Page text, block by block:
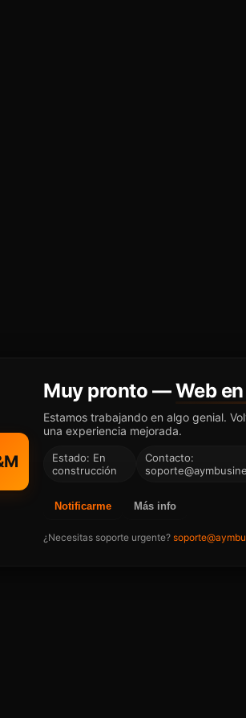
Muy pronto —Web
Estamos trabajando en algo genial.
una experiencia mejorada.
Estado: En
construcción
Contacto:
Notificarme Más info
¿Necesitas soporte urgente?